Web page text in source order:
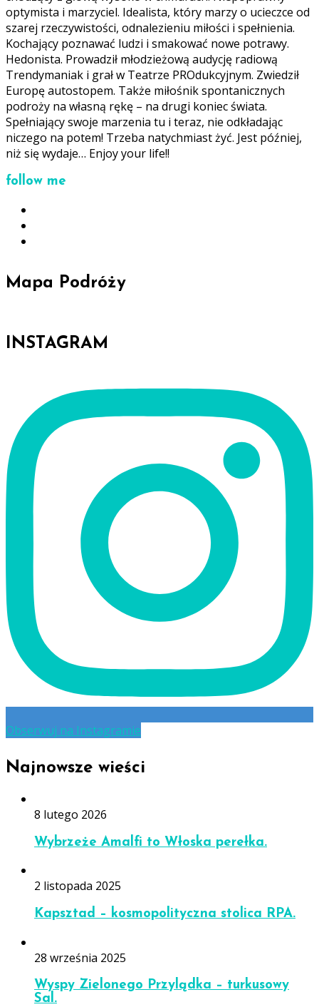
optymista i marzyciel. Idealista, który marzy o ucieczce od
szarej rzeczywistości, odnalezieniu miłości i spełnienia.
Kochający poznawać ludzi i smakować nowe potrawy.
Hedonista. Prowadził młodzieżową audycję radiową
Trendymaniak i grał w Teatrze PROdukcyjnym. Zwiedził
Europę autostopem. Także miłośnik spontanicznych
podroży na własną rękę – na drugi koniec świata.
Spełniający swoje marzenia tu i teraz, nie odkładając
niczego na potem! Trzeba natychmiast żyć. Jest później,
niż się wydaje… Enjoy your life!!
follow me
Mapa Podróży
INSTAGRAM
Obserwuj na Instagramie
Najnowsze wieści
8 lutego 2026
Wybrzeże Amalfi to Włoska perełka.
2 listopada 2025
Kapsztad – kosmopolityczna stolica RPA.
28 września 2025
Wyspy Zielonego Przylądka – turkusowy
Sal.